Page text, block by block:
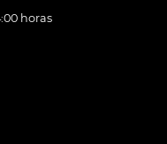
horas